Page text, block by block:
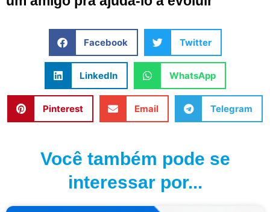
Facebook Twitter
LinkedIn WhatsApp
Pinterest Email Telegram
Você também pode se
interessar por...